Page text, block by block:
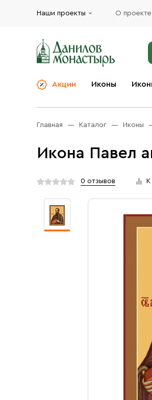
Наши проекты О проекте
Акции Иконы
Церковная утварь
Иконы
Бренды
Услуги
Главная Каталог Иконы
Икона Павел
0 отзывов